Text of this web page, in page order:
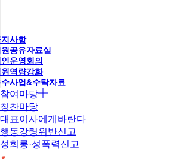
사항
공유자료실
운영회의
역량강화
사업&수탁자료
참여마당
칭찬마당
대표이사에게바란다
행동강령위반신고
성희롱·성폭력신고